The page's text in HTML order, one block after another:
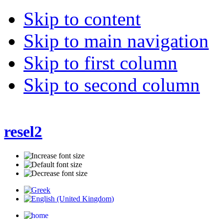
Skip to content
Skip to main navigation
Skip to first column
Skip to second column
resel2